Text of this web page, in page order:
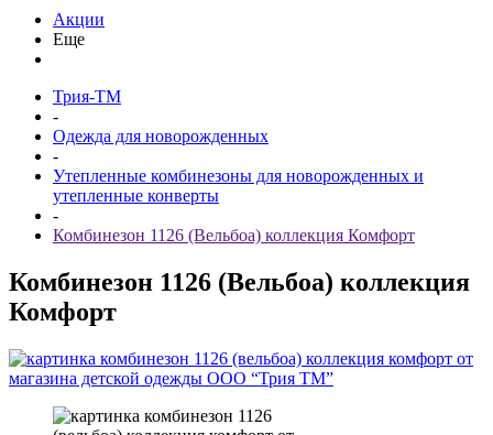
Акции
Еще
Трия-ТМ
-
Одежда для новорожденных
-
Утепленные комбинезоны для новорожденных и
утепленные конверты
-
Комбинезон 1126 (Вельбоа) коллекция Комфорт
Комбинезон 1126 (Вельбоа) коллекция
Комфорт